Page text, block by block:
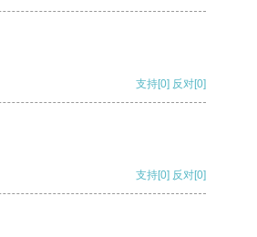
支持[0] 反对[0]
支持[0] 反对[0]